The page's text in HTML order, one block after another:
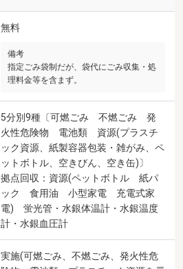
無料
備考
指定ごみ袋制だが、袋代にごみ収集・処
理料金等を含まず。
5分別9種〔可燃ごみ 不燃ごみ 発
火性危険物 電池類 資源(プラスチ
ック資源、紙製容器包装・雑がみ、ペ
ットボトル、空きびん、空き缶)〕
拠点回収：資源(ペットボトル 紙パ
ック 食用油 小型家電 充電式家
電) 蛍光管・水銀体温計・水銀温度
計・水銀血圧計
実施(可燃ごみ、不燃ごみ、発火性危